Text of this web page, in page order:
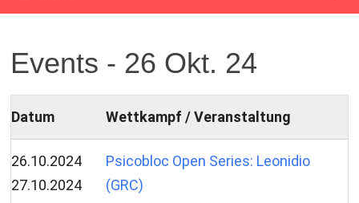
Events - 26 Okt. 24
Datum Wettkampf / Veranstaltung
26.10.2024
27.10.2024
Psicobloc Open Series: Leonidio
(GRC)